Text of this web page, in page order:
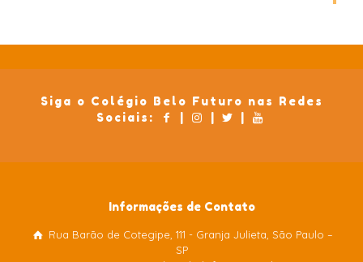
Siga o Colégio Belo Futuro nas Redes
Sociais:
| | |
Informações de Contato
Rua Barão de Cotegipe, 111 - Granja Julieta, São Paulo –
SP
Colégio Belo Futuro